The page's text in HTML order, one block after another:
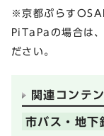
※京都ぷらす
PiTaPaの場合は
ださい。
関連コンテ
市バス・地下